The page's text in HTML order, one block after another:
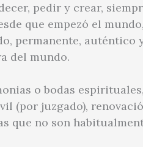
pedir y crear,
que empezó el
permanente, auténtico
del mundo.
o bodas
(por juzgado),
que no son